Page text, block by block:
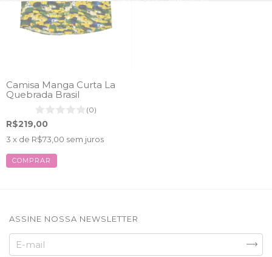
Camisa Manga Curta La
Quebrada Brasil
(0)
R$219,00
3 x de R$73,00 sem juros
COMPRAR
ASSINE NOSSA NEWSLETTER